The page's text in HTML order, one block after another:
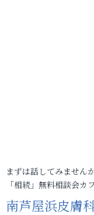
まずは話してみません
「相続」無料相談会カ
南芦屋浜皮膚